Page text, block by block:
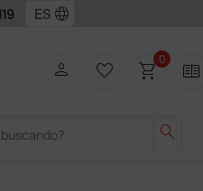
language
search
person favorite_border shopping_cart0 two_pager